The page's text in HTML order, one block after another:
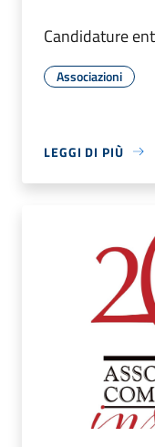
Candidature
Associazioni
LEGGI DI PIÙ